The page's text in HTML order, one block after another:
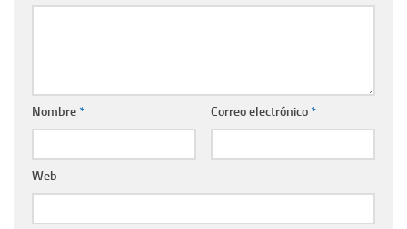
Nombre* Correo electrónico*
Web